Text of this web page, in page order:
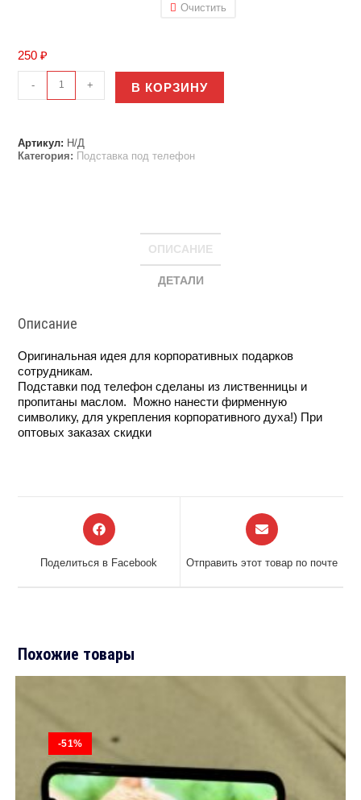
Очистить
250₽
из
лиственницы
- + В КОРЗИНУ
Артикул: Н/Д
Категория: Подставка под телефон
ОПИСАНИЕ
ДЕТАЛИ
Описание
Оригинальная идея для корпоративных подарков
сотрудникам.
Подставки под телефон сделаны из лиственницы и
пропитаны маслом. Можно нанести фирменную
символику, для укрепления корпоративного духа!) При
оптовых заказах скидки
Открывается
в
Поделиться в Facebook
Открывается
в
Отправить этот товар по почте
Похожие товары
-51%